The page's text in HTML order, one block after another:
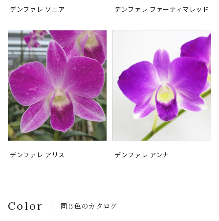
デンファレ ソニア デンファレ ファーティマレッド
デンファレ アリス デンファレ アンナ
Color 同じ色のカタログ